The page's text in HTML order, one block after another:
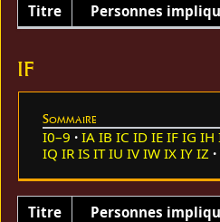
Titre Personnes
IF
Sommaire
I0–9 IA IB IC ID IE IF IG IH
IQ IR IS IT IU IV IW IX IY IZ
Titre Personnes